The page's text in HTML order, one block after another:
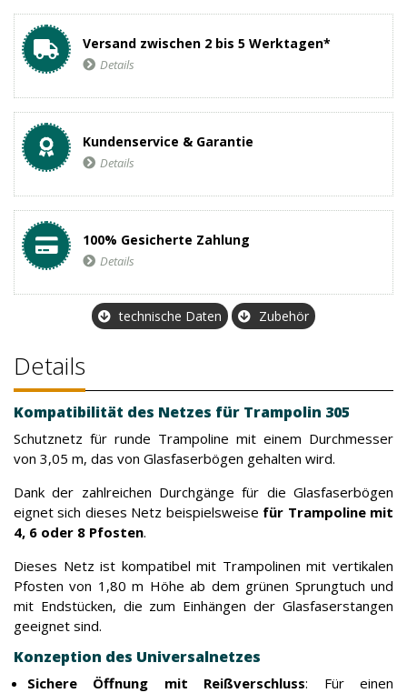
Versand zwischen 2 bis 5 Werktagen*
Details
Kundenservice & Garantie
Details
100% Gesicherte Zahlung
Details
technische Daten Zubehör
Details
Kompatibilität des Netzes für Trampolin 305
Schutznetz für runde Trampoline mit einem Durchmesser
von 3,05 m, das von Glasfaserbögen gehalten wird.
Dank der zahlreichen Durchgänge für die Glasfaserbögen
eignet sich dieses Netz beispielsweise für Trampoline mit
4, 6 oder 8 Pfosten.
Dieses Netz ist kompatibel mit Trampolinen mit vertikalen
Pfosten von 1,80 m Höhe ab dem grünen Sprungtuch und
mit Endstücken, die zum Einhängen der Glasfaserstangen
geeignet sind.
Konzeption des Universalnetzes
Sichere Öffnung mit Reißverschluss: Für einen